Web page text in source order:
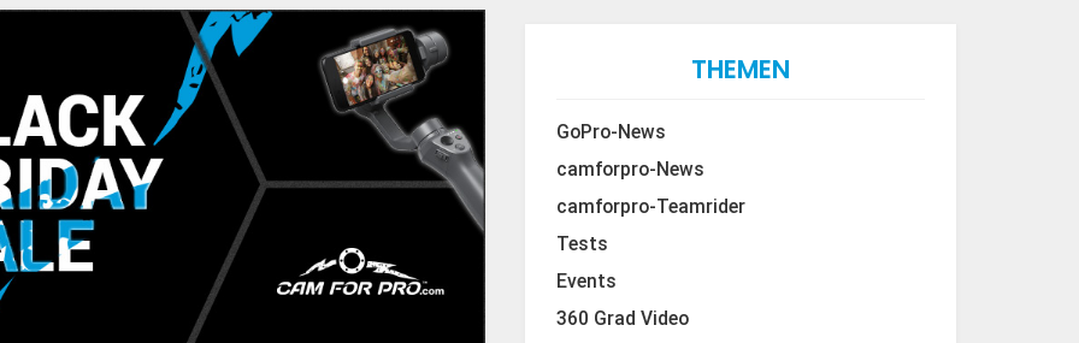
THEMEN
GoPro-News
camforpro-News
camforpro-Teamrider
Tests
Events
360 Grad Video